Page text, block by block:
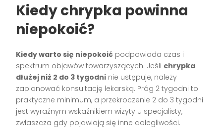
Kiedy chrypka powinna
niepokoić?
Kiedy warto się niepokoić podpowiada czas i
spektrum objawów towarzyszących. Jeśli chrypka
dłużej niż 2 do 3 tygodni nie ustępuje, należy
zaplanować konsultację lekarską. Próg 2 tygodni to
praktyczne minimum, a przekroczenie 2 do 3 tygodni
jest wyraźnym wskaźnikiem wizyty u specjalisty,
zwłaszcza gdy pojawiają się inne dolegliwości.